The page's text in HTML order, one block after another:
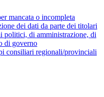
mancata o incompleta
dei dati da parte dei titolari
politici, di amministrazione, di
di governo
consiliari regionali/provinciali